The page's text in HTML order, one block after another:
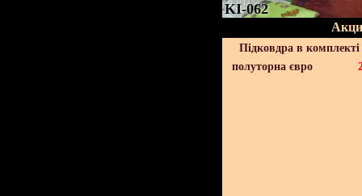
KI-062
Підковдра в
полуторна євро